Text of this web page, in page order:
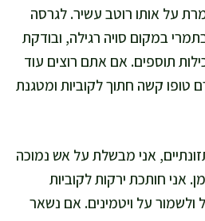
על אותו רוטב עשיר. לגרסה
במקום סויה רגילה, ובודקת
תוספים. אם אתם רוצים עוד
אני מוסיפה 200 גרם טופו קשה חתוך לקוביות ומטגנת
אני מבשלת על אש נמוכה
אני חותכת ירקות לקוביות
ולשמור על ויטמינים. אם נשאר